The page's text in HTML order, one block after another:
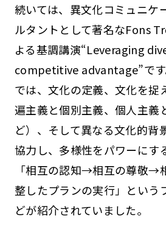
続いては、異文化コミュニケ
ルタントとして著名なFons
よる基調講演“Leveraging
competitive advantage”です
では、文化の定義、文化を捉
遍主義と個別主義、個人主義
ど）、そして異なる文化的背
協力し、多様性をパワーにす
「相互の認知→相互の尊敬→
整したプランの実行」という
どが紹介されていました。